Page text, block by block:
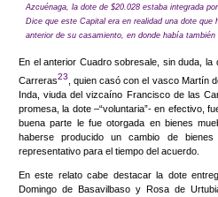
Azcuénaga, la dote de $20.028 estaba integrada
Dice que este Capital era en realidad una dote que
anterior de su casamiento, en donde había también
En el anterior Cuadro sobresale, sin duda,
Carreras23
, quien casó con el vasco Martín
Inda, viuda del vizcaíno Francisco de las
promesa, la dote –“voluntaria”- en efectivo,
buena parte le fue otorgada en bienes
haberse producido un cambio de
representativo para el tiempo del acuerdo.
En este relato cabe destacar la dote
Domingo de Basavilbaso y Rosa de